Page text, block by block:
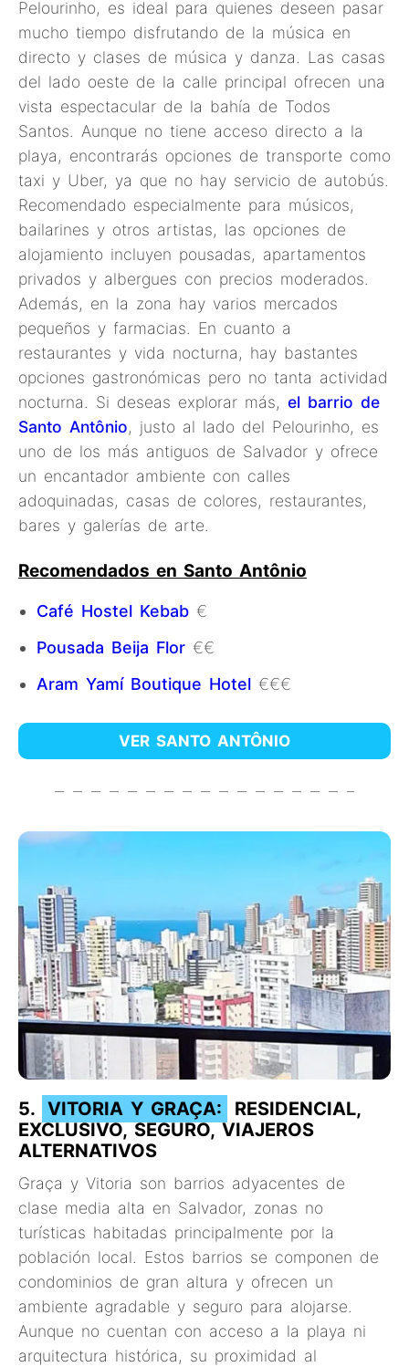
Pelourinho, es ideal para quienes deseen pasar
mucho tiempo disfrutando de la música en
directo y clases de música y danza. Las casas
del lado oeste de la calle principal ofrecen una
vista espectacular de la bahía de Todos
Santos. Aunque no tiene acceso directo a la
playa, encontrarás opciones de transporte como
taxi y Uber, ya que no hay servicio de autobús.
Recomendado especialmente para músicos,
bailarines y otros artistas, las opciones de
alojamiento incluyen pousadas, apartamentos
privados y albergues con precios moderados.
Además, en la zona hay varios mercados
pequeños y farmacias. En cuanto a
restaurantes y vida nocturna, hay bastantes
opciones gastronómicas pero no tanta actividad
nocturna. Si deseas explorar más, el barrio de
Santo Antônio, justo al lado del Pelourinho, es
uno de los más antiguos de Salvador y ofrece
un encantador ambiente con calles
adoquinadas, casas de colores, restaurantes,
bares y galerías de arte.
Recomendados en Santo Antônio
Café Hostel Kebab €
Pousada Beija Flor €€
Aram Yamí Boutique Hotel €€€
VER SANTO ANTÔNIO
5. VITORIA Y GRAÇA:
RESIDENCIAL,
EXCLUSIVO, SEGURO, VIAJEROS
ALTERNATIVOS
Graça y Vitoria son barrios adyacentes de
clase media alta en Salvador, zonas no
turísticas habitadas principalmente por la
población local. Estos barrios se componen de
condominios de gran altura y ofrecen un
ambiente agradable y seguro para alojarse.
Aunque no cuentan con acceso a la playa ni
arquitectura histórica, su proximidad al